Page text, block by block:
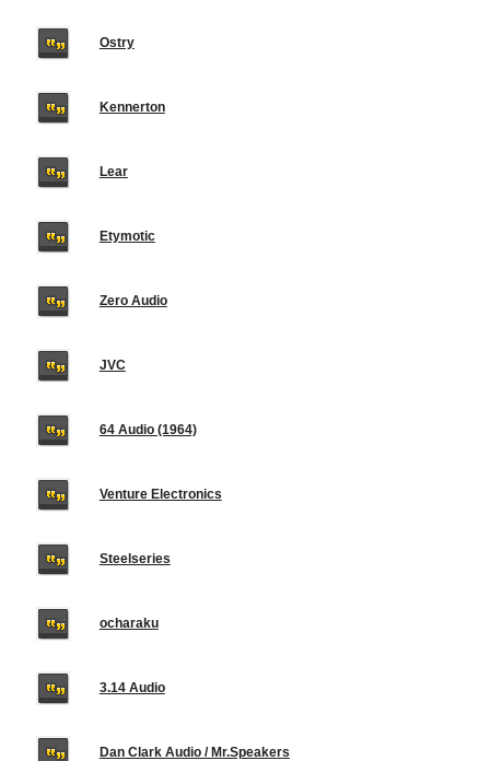
Ostry
Kennerton
Lear
Etymotic
Zero Audio
JVC
64 Audio (1964)
Venture Electronics
Steelseries
ocharaku
3.14 Audio
Dan Clark Audio / Mr.Speakers